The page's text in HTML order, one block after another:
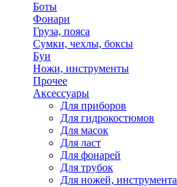
Боты
Фонари
Груза, пояса
Сумки, чехлы, боксы
Буи
Ножи, инструменты
Прочее
Аксессуары
Для приборов
Для гидрокостюмов
Для масок
Для ласт
Для фонарей
Для трубок
Для ножей, инструмента